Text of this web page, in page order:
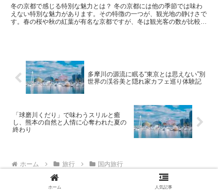
冬の京都で感じる特別な魅力とは？ 冬の京都には他の季節では味わ
えない特別な魅力があります。その特徴の一つが、観光地の静けさで
す。春の桜や秋の紅葉が有名な京都ですが、冬は観光客の数が比較的
多摩川の源流に眠る“東京とは思えない”別
世界の渓谷美と隠れ家カフェ巡り体験記
「球磨川くだり」で味わうスリルと癒
し、熊本の自然と人情に心奪われた夏の
終わり
ホーム 旅行 国内旅行
ホーム 人気記事